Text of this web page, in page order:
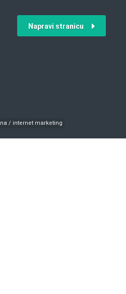
Napravi stranicu
/ internet marketing